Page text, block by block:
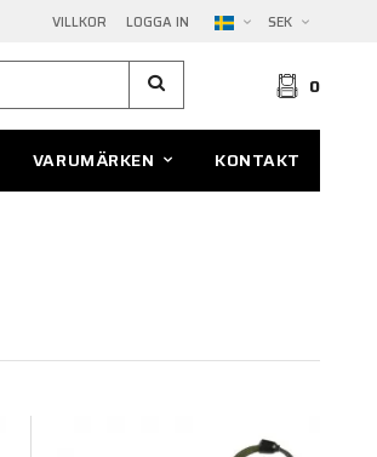
VILLKOR LOGGA IN SEK
0
VARUMÄRKEN KONTAKT